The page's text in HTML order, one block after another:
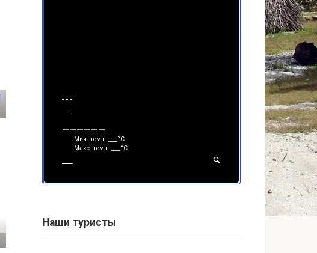
Мин. темп.
°С
Макс. темп.
°С
Наши туристы